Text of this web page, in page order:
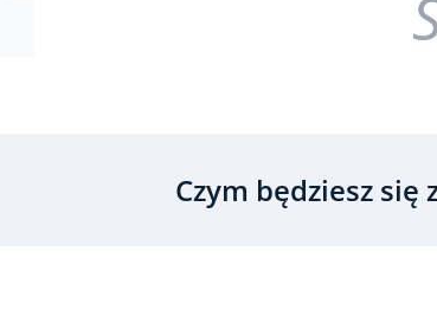
Czym będziesz się